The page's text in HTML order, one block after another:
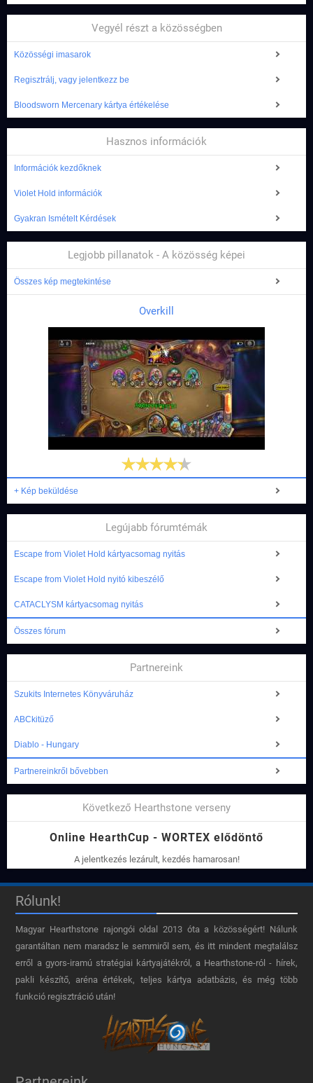
Vegyél részt a közösségben
Közösségi imasarok
Regisztrálj, vagy jelentkezz be
Bloodsworn Mercenary kártya értékelése
Hasznos információk
Információk kezdőknek
Violet Hold információk
Gyakran Ismételt Kérdések
Legjobb pillanatok - A közösség képei
Összes kép megtekintése
Overkill
+ Kép beküldése
Legújabb fórumtémák
Escape from Violet Hold kártyacsomag nyitás
Escape from Violet Hold nyitó kibeszélő
CATACLYSM kártyacsomag nyitás
Összes fórum
Partnereink
Szukits Internetes Könyváruház
ABCkitüző
Diablo - Hungary
Partnereinkről bővebben
Következő Hearthstone verseny
Online HearthCup - WORTEX elődöntő
A jelentkezés lezárult, kezdés hamarosan!
Rólunk!
Magyar Hearthstone​ rajongói oldal 2013 óta a közösségért! Nálunk
garantáltan nem maradsz le semmiről sem, és itt mindent megtalálsz
erről a gyors-iramú stratégiai kártyajátékról, a Hearthstone-ról - hírek,
pakli készítő, aréna értékek, teljes kártya adatbázis, és még több
funkció regisztráció után!